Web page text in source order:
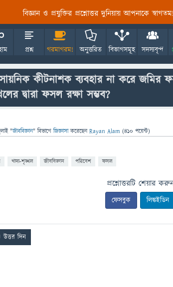
বিজ্ঞান ও প্রযুক্তির প্রশ্নোত্তর দুনিয়ায় আপনাকে
প্রশ্ন গরমাগরম! অনুত্তরিত বিভাগসমূহ সদস্যবৃন্দ
কীটনাশক ব্যবহার না করে জমির
দ্বারা ফসল রক্ষা সম্ভব?
"জীববিজ্ঞান" বিভাগে জিজ্ঞাসাকরেছেনRayan Alam (410 পয়েন্ট)
খাদ্য-শৃঙ্খল জীববিজ্ঞান পরিবেশ ফসল
প্রশ্নোত্তরটি শেয়ার
ফেসবুক লিঙ্কইডিন